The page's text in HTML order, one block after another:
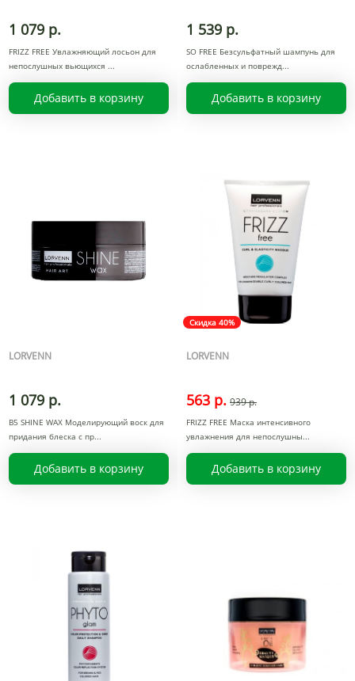
1 079 р.
FRIZZ FREE Увлажняющий лосьон для
непослушных вьющихся
Добавить в корзину
1 539 р.
SO FREE Безсульфатный шампунь для
ослабленных и поврежд
Добавить в корзину
LORVENN
1 079 р.
В5 SHINE WAX Моделирующий воск для
придания блеска с пр
Добавить в корзину
Скидка 40%
LORVENN
563 р. 939 р.
FRIZZ FREE Маска интенсивного
увлажнения для непослушны
Добавить в корзину